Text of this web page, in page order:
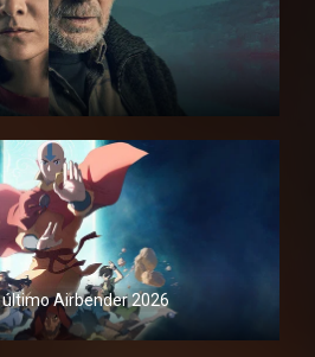
último Airbender 2026